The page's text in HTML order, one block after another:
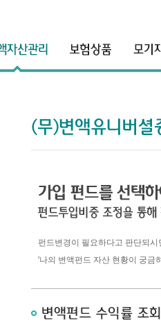
펀드변경이 필요하다고 판단되
'나의 변액펀드 자산 현황이 궁금